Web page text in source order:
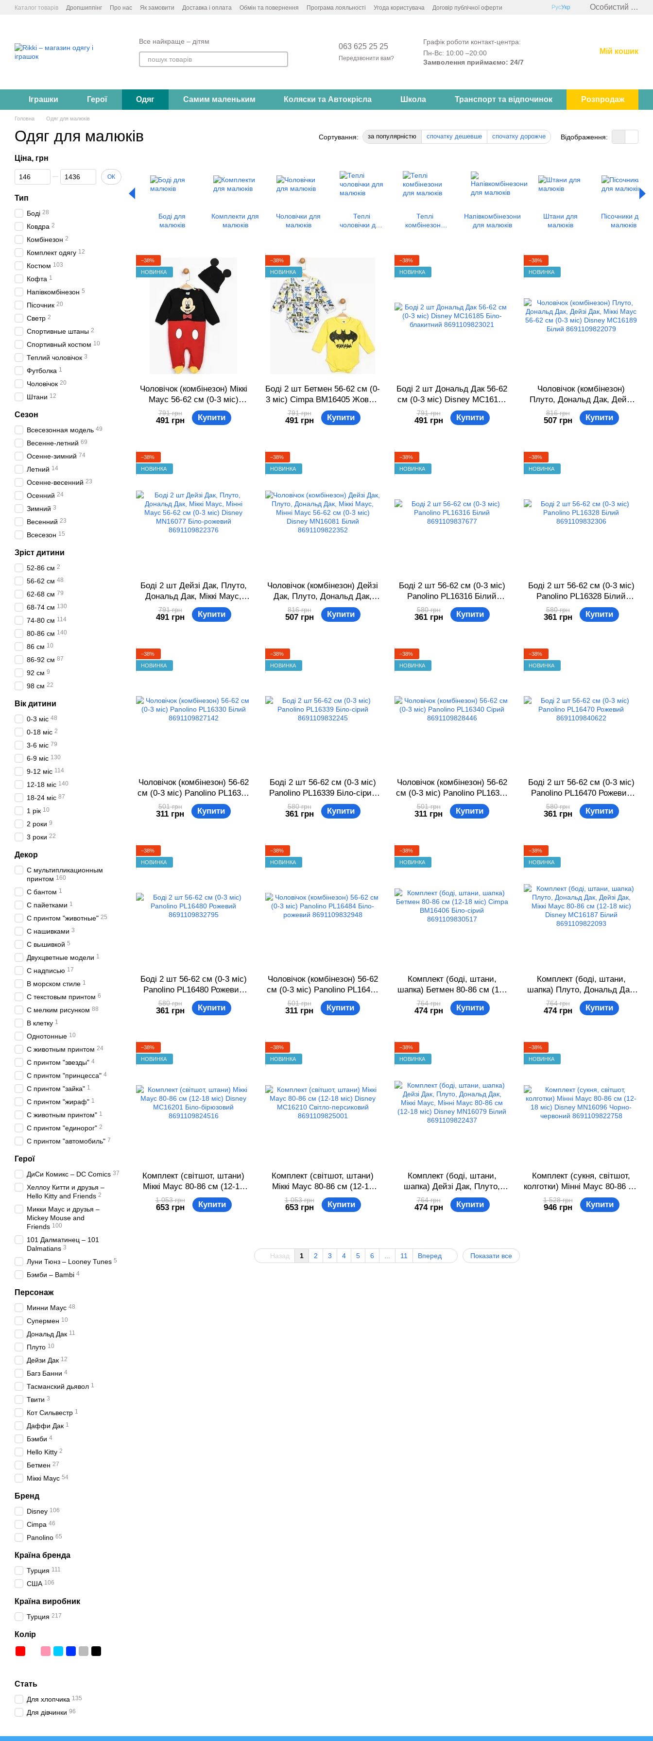
Перейти до основного контенту
Каталог товарів Дропшиппінг Про нас Як замовити Доставка і оплата Обмін та повернення Програма лояльності Угода користувача
Договір публічної оферти
РусУкр Особистий кабінет
Все найкраще – дітям
063 625 25 25
Передзвонити вам?
Графік роботи контакт-центра:
Пн-Вс: 10:00 –20:00
Замволення приймаємо: 24/7
Мій кошик
Іграшки Герої Одяг Самим маленьким Коляски та Автокрісла Школа Транспорт та відпочинок Розпродаж
Головна Одяг для малюків
Одяг для малюків Сортування: за популярністю спочатку дешевше спочатку дорожче Відображення:
Боді для
малюків
Комплекти для
малюків
Чоловічки для
малюків
Теплі
чоловічки для
Теплі
комбінезони
Напівкомбінезони
для малюків
Штани для
малюків
Пісочники для
малюків
−38%
НОВИНКА
Чоловічок (комбінезон) Міккі
Маус 56-62 см (0-3 міс)
Disney MC10455 Чорно-
червоний 8691109774484
791 грн
491 грн Купити
−38%
НОВИНКА
Боді 2 шт Бетмен 56-62 см (0-
3 міс) Cimpa BM16405 Жовто-
білий 8691109827326
791 грн
491 грн Купити
−38%
НОВИНКА
Боді 2 шт Дональд Дак 56-62
см (0-3 міс) Disney MC16185
Біло-блакитний
8691109823021
791 грн
491 грн Купити
−38%
НОВИНКА
Чоловічок (комбінезон)
Плуто, Дональд Дак, Дейзі
Дак, Міккі Маус 56-62 см (0-3
міс) Disney MC16189 Білий
816 грн
507 грн Купити
−38%
НОВИНКА
Боді 2 шт Дейзі Дак, Плуто,
Дональд Дак, Міккі Маус,
Мінні Маус 56-62 см (0-3 міс)
Disney MN16077 Біло-
791 грн
491 грн Купити
−38%
НОВИНКА
Чоловічок (комбінезон) Дейзі
Дак, Плуто, Дональд Дак,
Міккі Маус, Мінні Маус 56-62
см (0-3 міс) Disney MN16081
816 грн
507 грн Купити
−38%
НОВИНКА
Боді 2 шт 56-62 см (0-3 міс)
Panolino PL16316 Білий
8691109837677
580 грн
361 грн Купити
−38%
НОВИНКА
Боді 2 шт 56-62 см (0-3 міс)
Panolino PL16328 Білий
8691109832306
580 грн
361 грн Купити
−38%
НОВИНКА
Чоловічок (комбінезон) 56-62
см (0-3 міс) Panolino PL16330
Білий 8691109827142
501 грн
311 грн Купити
−38%
НОВИНКА
Боді 2 шт 56-62 см (0-3 міс)
Panolino PL16339 Біло-сірий
8691109832245
580 грн
361 грн Купити
−38%
НОВИНКА
Чоловічок (комбінезон) 56-62
см (0-3 міс) Panolino PL16340
Сірий 8691109828446
501 грн
311 грн Купити
−38%
НОВИНКА
Боді 2 шт 56-62 см (0-3 міс)
Panolino PL16470 Рожевий
8691109840622
580 грн
361 грн Купити
−38%
НОВИНКА
Боді 2 шт 56-62 см (0-3 міс)
Panolino PL16480 Рожевий
8691109832795
580 грн
361 грн Купити
−38%
НОВИНКА
Чоловічок (комбінезон) 56-62
см (0-3 міс) Panolino PL16484
Біло-рожевий 8691109832948
501 грн
311 грн Купити
−38%
НОВИНКА
Комплект (боді, штани,
шапка) Бетмен 80-86 см (12-
18 міс) Cimpa BM16406 Біло-
сірий 8691109830517
764 грн
474 грн Купити
−38%
НОВИНКА
Комплект (боді, штани,
шапка) Плуто, Дональд Дак,
Дейзі Дак, Міккі Маус 80-86
см (12-18 міс) Disney
764 грн
474 грн Купити
−38%
НОВИНКА
Комплект (світшот, штани)
Міккі Маус 80-86 см (12-18
міс) Disney MC16201 Біло-
бірюзовий 8691109824516
1 053 грн
653 грн Купити
−38%
НОВИНКА
Комплект (світшот, штани)
Міккі Маус 80-86 см (12-18
міс) Disney MC16210 Світло-
персиковий 8691109825001
1 053 грн
653 грн Купити
−38%
НОВИНКА
Комплект (боді, штани,
шапка) Дейзі Дак, Плуто,
Дональд Дак, Міккі Маус,
Мінні Маус 80-86 см (12-18
764 грн
474 грн Купити
−38%
НОВИНКА
Комплект (сукня, світшот,
колготки) Мінні Маус 80-86 см
(12-18 міс) Disney MN16096
Чорно-червоний
1 528 грн
946 грн Купити
Назад 1 2 3 4 5 6 11 Вперед Показати все
Ціна, грн
Від Ціна, грн
До Ціна, грн ОК
Тип
Боді 28
Ковдра 2
Комбінезон 2
Комплект одягу 12
Костюм 103
Кофта 1
Напівкомбінезон 5
Пісочник 20
Светр 2
Спортивные штаны 2
Спортивный костюм 10
Теплий чоловічок 3
Футболка 1
Чоловічок 20
Штани 12
Сезон
Всесезонная модель 49
Весенне-летний 69
Осенне-зимний 74
Летний 14
Осенне-весенний 23
Осенний 24
Зимний 3
Весенний 23
Всесезон 15
Зріст дитини
52-86 см 2
56-62 см 48
62-68 см 79
68-74 см 130
74-80 см 114
80-86 см 140
86 см 10
86-92 см 87
92 см 9
98 см 22
Вік дитини
0-3 міс 48
0-18 міс 2
3-6 міс 79
6-9 міс 130
9-12 міс 114
12-18 міс 140
18-24 міс 87
1 рік 10
2 роки 9
3 роки 22
Декор
С мультипликационным
принтом 160
С бантом 1
С пайетками 1
С принтом "животные" 25
С нашивками 3
С вышивкой 5
Двухцветные модели 1
С надписью 17
В морском стиле 1
С текстовым принтом 6
С мелким рисунком 88
В клетку 1
Однотонные 10
С животным принтом 24
С принтом "звезды" 4
С принтом "принцесса" 4
С принтом "зайка" 1
С принтом "жираф" 1
С животным принтом" 1
С принтом "единорог" 2
С принтом "автомобиль" 7
Герої
ДиСи Комикс – DC Comics 37
Хеллоу Китти и друзья –
Hello Kitty and Friends 2
Микки Маус и друзья –
Miсkey Mouse and
Friends 100
101 Далматинец – 101
Dalmatians 3
Луни Тюнз – Looney Tunes 5
Бэмби – Bambi 4
Персонаж
Минни Маус 48
Супермен 10
Дональд Дак 11
Плуто 10
Дейзи Дак 12
Багз Банни 4
Тасманский дьявол 1
Твити 3
Кот Сильвестр 1
Даффи Дак 1
Бэмби 4
Hello Kitty 2
Бетмен 27
Міккі Маус 54
Бренд
Disney 106
Cimpa 46
Panolino 65
Країна бренда
Турция 111
США 106
Країна виробник
Турция 217
Колір
Стать
Для хлопчика 135
Для дівчинки 96